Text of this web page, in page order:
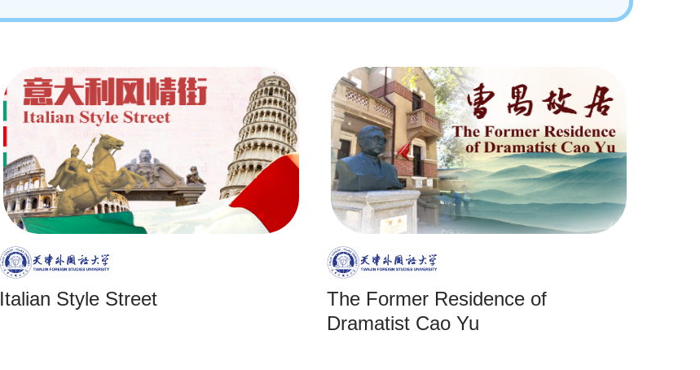
Italian Style Street
The Former Residence of
Dramatist Cao Yu